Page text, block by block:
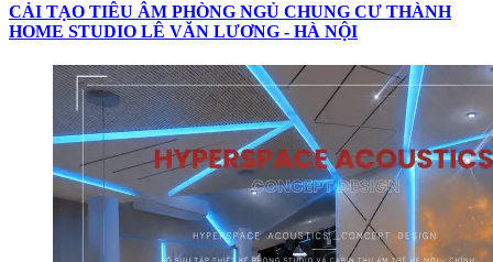
CẢI TẠO TIÊU ÂM PHÒNG NGỦ CHUNG CƯ THÀNH
HOME STUDIO LÊ VĂN LƯƠNG - HÀ NỘI